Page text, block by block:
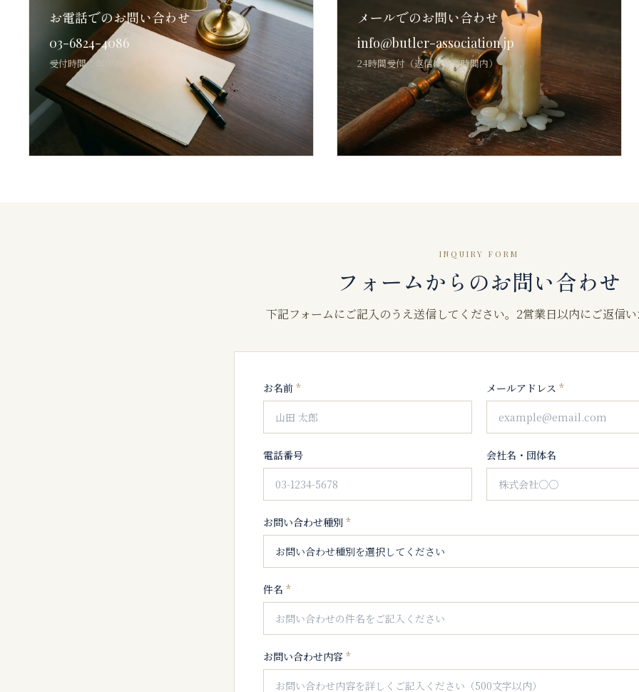
お電話でのお問い合わせ
03-6824-4086
受付時間：年中無休
メールでのお問い合わせ
info@butler-association.jp
24時間受付（返信は営業時間内）
INQUIRY FORM
フォームからのお問い合わせ
下記フォームにご記入のうえ送信してください。2営業日以内にご返信い
お名前 * メールアドレス *
電話番号 会社名・団体名
お問い合わせ種別 *
件名 *
お問い合わせ内容 *